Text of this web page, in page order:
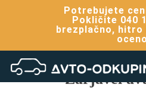
Potrebujete
Pokličite 040
brezplačno, hitro
Zarjavel